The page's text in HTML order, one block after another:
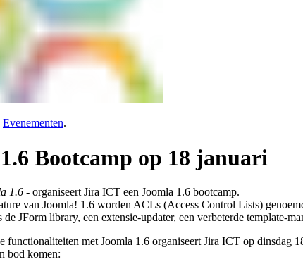
Evenementen.
Bootcamp op 18 januari
1.6 - organiseert Jira ICT een Joomla 1.6 bootcamp.
van Joomla! 1.6 worden ACLs (Access Control Lists)
JForm library, een extensie-updater, een verbeterde template-
met Joomla 1.6 organiseert Jira ICT op dinsdag
bod komen: